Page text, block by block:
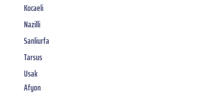
Kocaeli
Nazilli
Sanliurfa
Tarsus
Usak
Afyon